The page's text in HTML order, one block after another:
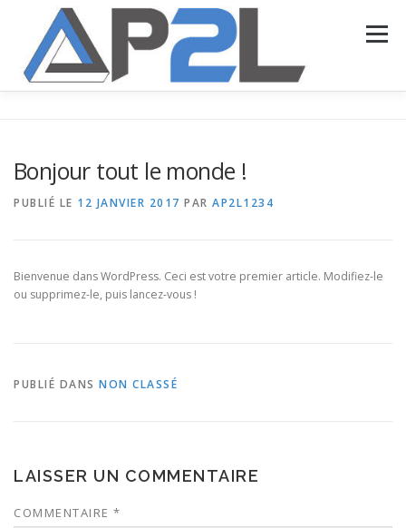
contenu
Menu
NOS RÉALISATIONS
Bonjour tout le monde !
PUBLIÉ LE 12 JANVIER 2017 PAR AP2L1234
Bienvenue dans WordPress. Ceci est votre premier article. Modifiez-le
ou supprimez-le, puis lancez-vous !
PUBLIÉ DANS NON CLASSÉ
LAISSER UN COMMENTAIRE
COMMENTAIRE *